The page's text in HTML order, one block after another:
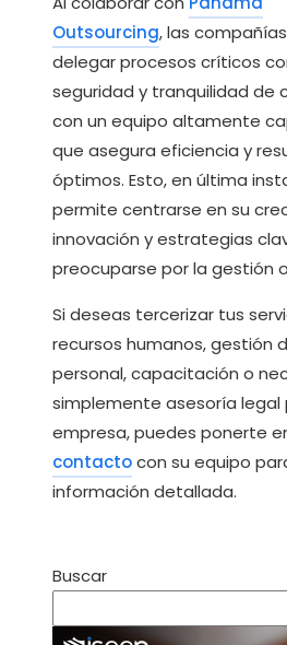
Outsourcing, las
delegar procesos críticos
seguridad y tranquilidad de
con un equipo altamente
que asegura eficiencia y
óptimos. Esto, en última
permite centrarse en su
innovación y estrategias
preocuparse por la gestión
Si deseas tercerizar tus
recursos humanos, gestión
personal, capacitación o
simplemente asesoría legal
empresa, puedes ponerte
contactocon su equipo
información detallada.
Buscar